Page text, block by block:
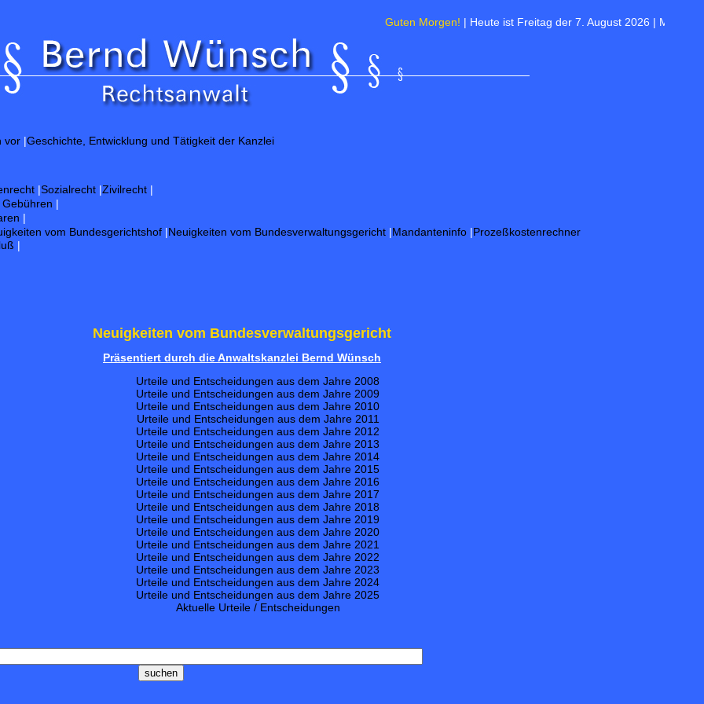
Guten Morgen!| Heute ist Freitag der 7. August 2026 | Morgen ist
vor |Geschichte, Entwicklung und Tätigkeit der Kanzlei
|Sozialrecht |Zivilrecht |
|
|
vom Bundesgerichtshof |Neuigkeiten vom Bundesverwaltungsgericht |Mandanteninfo |Prozeßkostenrechner
|
Neuigkeiten vom Bundesverwaltungsgericht
Präsentiert durch die Anwaltskanzlei Bernd Wünsch
Urteile und Entscheidungen aus dem Jahre 2008
Urteile und Entscheidungen aus dem Jahre 2009
Urteile und Entscheidungen aus dem Jahre 2010
Urteile und Entscheidungen aus dem Jahre 2011
Urteile und Entscheidungen aus dem Jahre 2012
Urteile und Entscheidungen aus dem Jahre 2013
Urteile und Entscheidungen aus dem Jahre 2014
Urteile und Entscheidungen aus dem Jahre 2015
Urteile und Entscheidungen aus dem Jahre 2016
Urteile und Entscheidungen aus dem Jahre 2017
Urteile und Entscheidungen aus dem Jahre 2018
Urteile und Entscheidungen aus dem Jahre 2019
Urteile und Entscheidungen aus dem Jahre 2020
Urteile und Entscheidungen aus dem Jahre 2021
Urteile und Entscheidungen aus dem Jahre 2022
Urteile und Entscheidungen aus dem Jahre 2023
Urteile und Entscheidungen aus dem Jahre 2024
Urteile und Entscheidungen aus dem Jahre 2025
Aktuelle Urteile / Entscheidungen